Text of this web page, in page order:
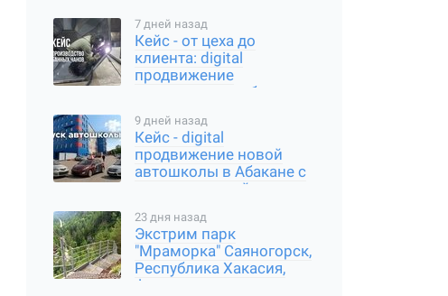
7 дней назад
Кейс - от цеха до
клиента: digital
продвижение
производителя банных
9 дней назад
Кейс - digital
продвижение новой
автошколы в Абакане с
нуля: карты, сайт,
23 дня назад
Экстрим парк
"Мраморка" Саяногорск,
Республика Хакасия,
фото, стоимость, как